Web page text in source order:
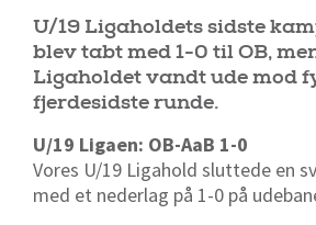
U/19 Ligaholdets sidste
blev tabt med 1-0 til OB,
Ligaholdet vandt ude mod
fjerdesidste runde.
U/19 Ligaen: OB-AaB 1-0
Vores U/19 Ligahold sluttede en
med et nederlag på 1-0 på